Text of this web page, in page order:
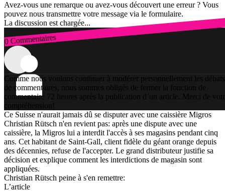
Avez-vous une remarque ou avez-vous découvert une erreur ? Vous
pouvez nous transmettre votre message via le formulaire.
La discussion est chargée...
0 Commentaires
Connexion
Comme nous voulons continuer à modérer personnellement les débats
de commentaires, nous sommes obligés de fermer la fonction de
commentaire 72 heures après la publication d’un article. Merci de
compréhension!
Ce Suisse n'aurait jamais dû se disputer avec une caissière Migros
Christian Rütsch n'en revient pas: après une dispute avec une
caissière, la Migros lui a interdit l'accès à ses magasins pendant cinq
ans. Cet habitant de Saint-Gall, client fidèle du géant orange depuis
des décennies, refuse de l'accepter. Le grand distributeur justifie sa
décision et explique comment les interdictions de magasin sont
appliquées.
Christian Rütsch peine à s'en remettre:
L’article